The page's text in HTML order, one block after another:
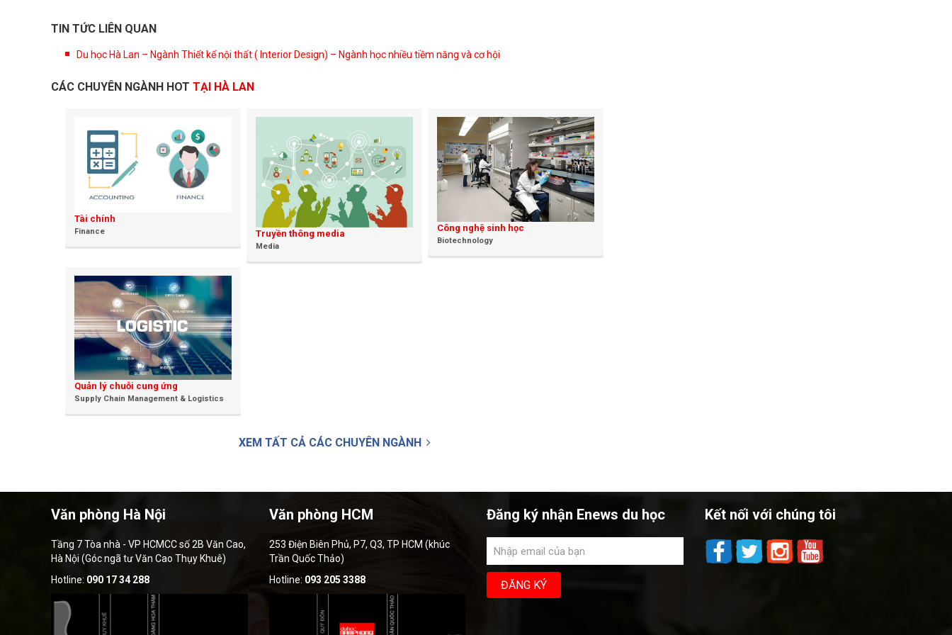
TIN TỨC LIÊN QUAN
Du học Hà Lan – Ngành Thiết kế nội thất ( Interior Design) – Ngành học nhiều tiềm năng và cơ hội
CÁC CHUYÊN NGÀNH HOT TẠI HÀ LAN
Tài chính
Finance Truyền thông media
Media
Công nghệ sinh học
Biotechnology
Quản lý chuỗi cung ứng
Supply Chain Management & Logistics
XEM TẤT CẢ CÁC CHUYÊN NGÀNH
Văn phòng Hà Nội
Tầng 7 Tòa nhà - VP HCMCC số 2B Văn Cao,
Hà Nội (Góc ngã tư Văn Cao Thụy Khuê)
Hotline: 090 17 34 288
Văn phòng HCM
253 Điện Biên Phủ, P7, Q3, TP HCM (khúc
Trần Quốc Thảo)
Hotline: 093 205 3388
Đăng ký nhận Enews du học Kết nối với chúng tôi